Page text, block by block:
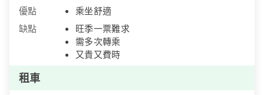
優點
乘坐舒適
缺點
旺季一票難求
需多次轉乘
又貴又費時
租車